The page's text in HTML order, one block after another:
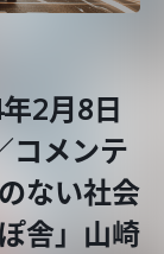
2月8日
コメンテ
ない社会
舎」山崎